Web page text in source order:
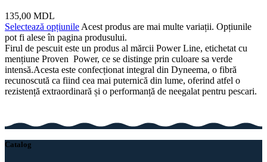
135,00 MDL
Selectează opțiunile Acest produs are mai multe variații. Opțiunile
pot fi alese în pagina produsului.
Firul de pescuit este un produs al mărcii Power Line, etichetat cu
mențiune Proven Power, ce se distinge prin culoare sa verde
intensă.Acesta este confecționat integral din Dyneema, o fibră
recunoscută ca fiind cea mai puternică din lume, oferind atfel o
rezistență extraordinară și o performanță de neegalat pentru pescari.
Catalog